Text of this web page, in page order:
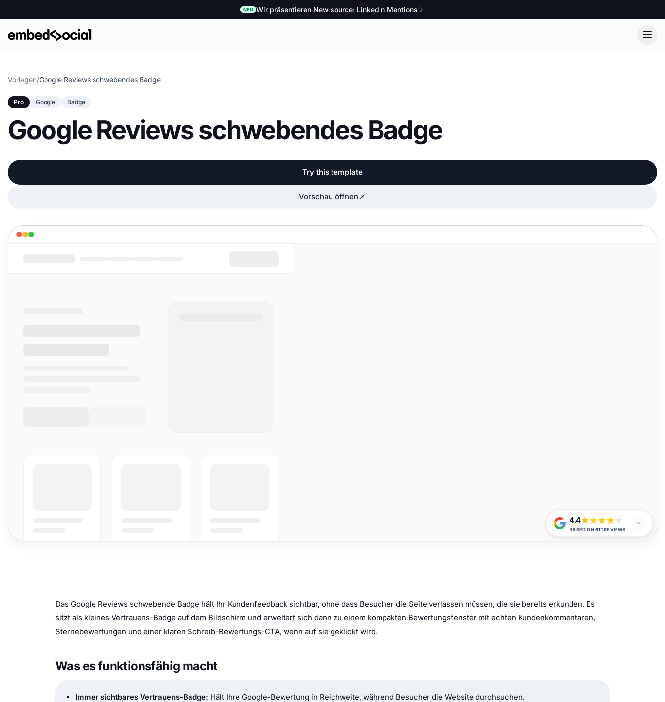
NEU Wir präsentieren New source: LinkedIn Mentions
Vorlagen/Google Reviews schwebendes Badge
Pro Google Badge
Google Reviews schwebendes Badge
Try this template
Vorschau öffnen
Das Google Reviews schwebende Badge hält Ihr Kundenfeedback sichtbar, ohne dass Besucher die Seite verlassen müssen, die sie bereits erkunden. Es
sitzt als kleines Vertrauens-Badge auf dem Bildschirm und erweitert sich dann zu einem kompakten Bewertungsfenster mit echten Kundenkommentaren,
Sternebewertungen und einer klaren Schreib-Bewertungs-CTA, wenn auf sie geklickt wird.
Was es funktionsfähig macht
Immer sichtbares Vertrauens-Badge: Hält Ihre Google-Bewertung in Reichweite, während Besucher die Website durchsuchen.